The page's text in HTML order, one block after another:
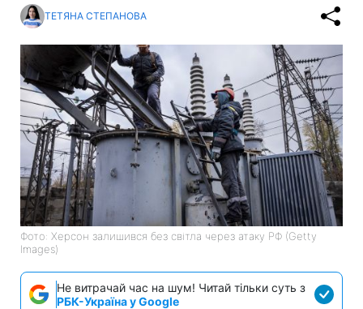
ТЕТЯНА СТЕПАНОВА
Фото: Херсон залишився без світла через атаку РФ (Getty
Images)
Не витрачай час на шум! Читай тільки суть з
РБК-Україна у Google